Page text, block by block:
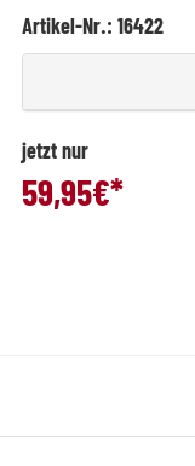
Artikel-Nr.: 16422
jetzt nur
59,95€*